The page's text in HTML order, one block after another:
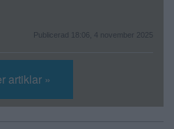
Publicerad 18:06, 4 november 2025
artiklar »